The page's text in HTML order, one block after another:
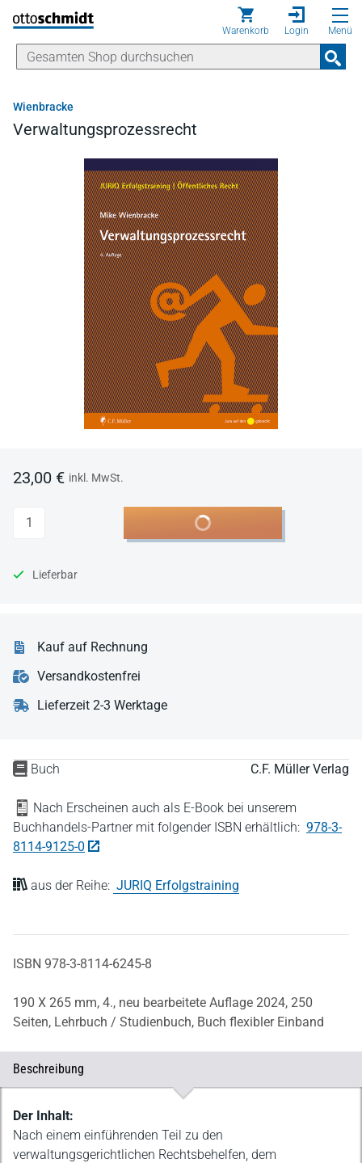
Direkt zum Inhalt
Warenkorb Login Menü
Wienbracke
Verwaltungsprozessrecht
Buch C.F. Müller Verlag
Nach Erscheinen auch als E-Book bei unserem
Buchhandels-Partner mit folgender ISBN erhältlich: 978-3-
8114-9125-0
aus der Reihe: JURIQ Erfolgstraining
ISBN 978-3-8114-6245-8
190 X 265 mm, 4., neu bearbeitete Auflage 2024, 250
Seiten, Lehrbuch / Studienbuch, Buch flexibler Einband
23,00 € inkl. MwSt.
Anzahl In den Warenkorb
Lieferbar
Kauf auf Rechnung
Versandkostenfrei
Lieferzeit 2-3 Werktage
Beschreibung
Beschreibung
Der Inhalt:
Nach einem einführenden Teil zu den
verwaltungsgerichtlichen Rechtsbehelfen, dem